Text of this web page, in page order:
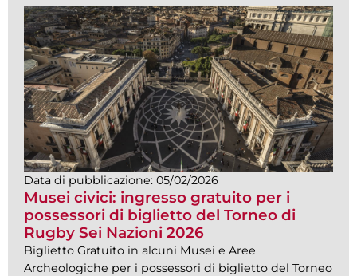
Data di pubblicazione: 05/02/2026
Musei civici: ingresso gratuito per i
possessori di biglietto del Torneo di
Rugby Sei Nazioni 2026
Biglietto Gratuito in alcuni Musei e Aree
Archeologiche per i possessori di biglietto del Torneo